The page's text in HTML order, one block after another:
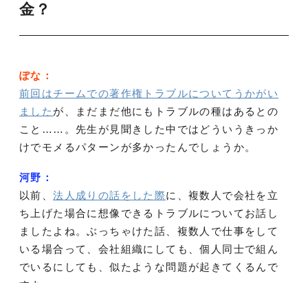
金？
ぽな：
前回はチームでの著作権トラブルについてうかがい
ました が、まだまだ他にもトラブルの種はあるとの
こと……。先生が見聞きした中ではどういうきっか
けでモメるパターンが多かったんでしょうか。
河野：
以前、法人成りの話をした際に、複数人で会社を立
ち上げた場合に想像できるトラブルについてお話し
ましたよね。ぶっちゃけた話、複数人で仕事をして
いる場合って、会社組織にしても、個人同士で組ん
でいるにしても、似たような問題が起きてくるんで